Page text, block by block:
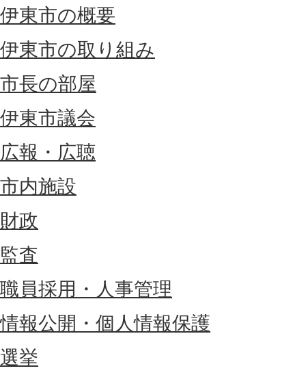
伊東市の概要
伊東市の取り組み
市長の部屋
伊東市議会
広報・広聴
市内施設
財政
監査
職員採用・人事管理
情報公開・個人情報保護
選挙